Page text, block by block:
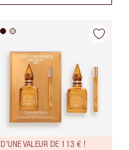
D'UNE VALEUR DE 113 € !